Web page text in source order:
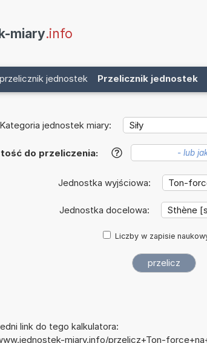
miary.info
jednostek Przelicznik jednostek
Kategoria jednostek miary:
do przeliczenia: ?
Jednostka wyjściowa:
Jednostka docelowa:
Liczby w zapisie
link do tego kalkulatora:
miary.info/przelicz+Ton-